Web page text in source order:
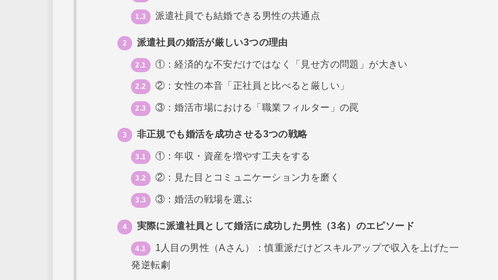
1.3 派遣社員でも結婚できる男性の共通点
2 派遣社員の婚活が厳しい3つの理由
2.1 ①：経済的な不安だけではなく「見せ方の問題」が大きい
2.2 ②：女性の本音「正社員と比べると厳しい」
2.3 ③：婚活市場における「職業フィルター」の罠
3 非正規でも婚活を成功させる3つの戦略
3.1 ①：年収・資産を増やす工夫をする
3.2 ②：見た目とコミュニケーション力を磨く
3.3 ③：婚活の戦場を選ぶ
4 実際に派遣社員として婚活に成功した男性（3名）のエピソード
4.1
1人目の男性（Aさん）：慎重派だけどスキルアップで収入を上げた一
発逆転劇